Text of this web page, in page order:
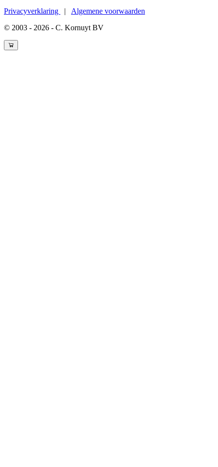
Privacyverklaring | Algemene voorwaarden
© 2003 - 2026 - C. Kornuyt BV